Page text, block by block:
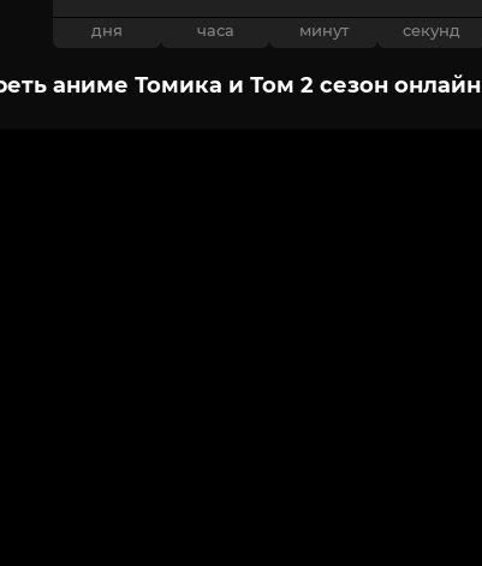
дня часа минут секунд
аниме Томика и Том 2 сезон